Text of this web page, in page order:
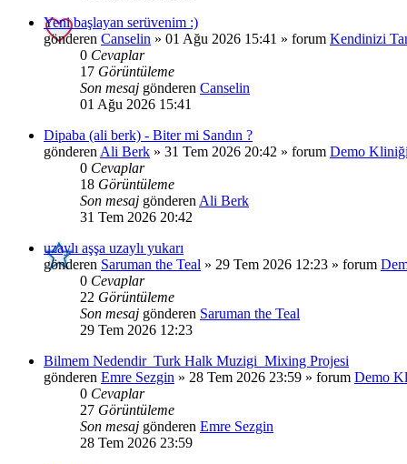
Yeni başlayan serüvenim :)
gönderen Canselin » 01 Ağu 2026 15:41 » forum Kendinizi
0 Cevaplar
17 Görüntüleme
Son mesaj gönderen Canselin
01 Ağu 2026 15:41
Dipaba (ali berk) - Biter mi Sandın ?
gönderen Ali Berk » 31 Tem 2026 20:42 » forum Demo Kliniği
0 Cevaplar
18 Görüntüleme
Son mesaj gönderen Ali Berk
31 Tem 2026 20:42
uzaylı aşşa uzaylı yukarı
gönderen Saruman the Teal » 29 Tem 2026 12:23 » forum
0 Cevaplar
22 Görüntüleme
Son mesaj gönderen Saruman the Teal
29 Tem 2026 12:23
Bilmem Nedendir_Turk Halk Muzigi_Mixing Projesi
gönderen Emre Sezgin » 28 Tem 2026 23:59 » forum Demo
0 Cevaplar
27 Görüntüleme
Son mesaj gönderen Emre Sezgin
28 Tem 2026 23:59